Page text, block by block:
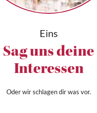
Eins
Sag uns deine
Interessen
Oder wir schlagen dir was vor.